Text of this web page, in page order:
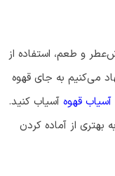
و طعم، استفاده از
می‌کنیم به جای قهوه
آسیاب قهوه آسیاب کنید.
بهتری از آماده کردن